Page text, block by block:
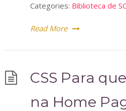
Categories: Biblioteca de
Read More
CSS Para
na Home